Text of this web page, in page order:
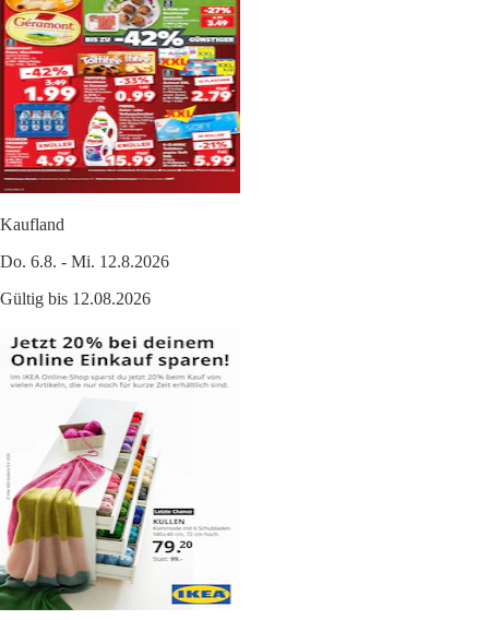
Kaufland
Do. 6.8. - Mi. 12.8.2026
Gültig bis 12.08.2026